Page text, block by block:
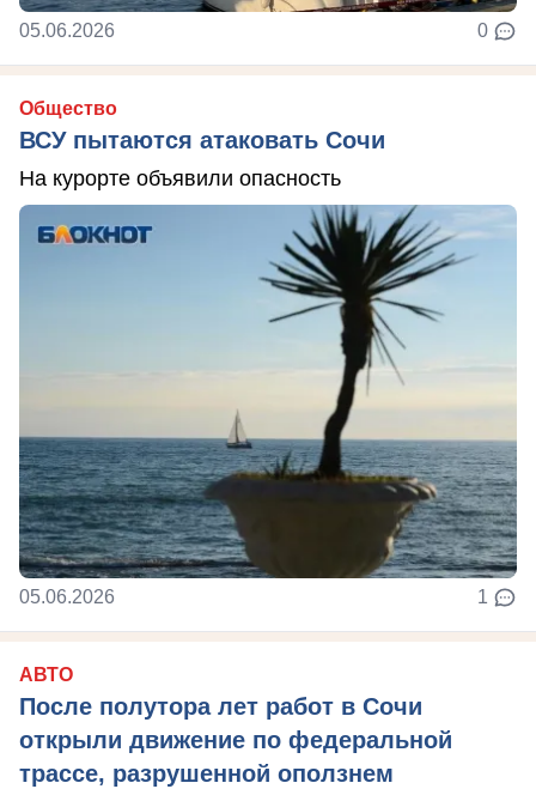
05.06.2026 0
Общество
ВСУ пытаются атаковать Сочи
На курорте объявили опасность
05.06.2026 1
АВТО
После полутора лет работ в Сочи
открыли движение по федеральной
трассе, разрушенной оползнем